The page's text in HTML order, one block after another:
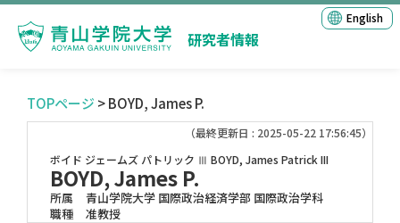
研究者情報
English
TOPページ > BOYD, James P.
（最終更新日 : 2025-05-22 17:56:45）
ボイド ジェームズ パトリック Ⅲ BOYD, James Patrick III
BOYD, James P.
所属
青山学院大学 国際政治経済学部 国際政治学科
職種
准教授